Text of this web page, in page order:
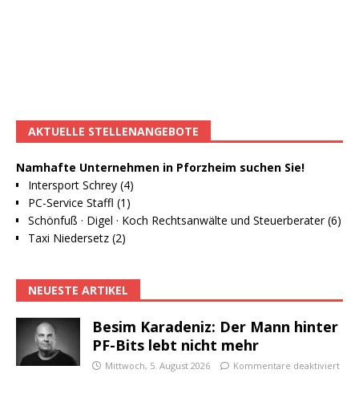
AKTUELLE STELLENANGEBOTE
Namhafte Unternehmen in Pforzheim suchen Sie!
Intersport Schrey (4)
PC-Service Staffl (1)
Schönfuß · Digel · Koch Rechtsanwälte und Steuerberater (6)
Taxi Niedersetz (2)
NEUESTE ARTIKEL
Besim Karadeniz: Der Mann hinter
PF-Bits lebt nicht mehr
Mittwoch, 5. August 2026 Kommentare deaktiviert